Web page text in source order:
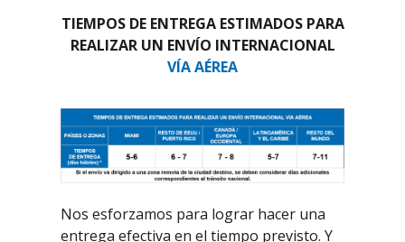
TIEMPOS DE ENTREGA ESTIMADOS PARA
REALIZAR UN ENVÍO INTERNACIONAL
VÍA AÉREA
Nos esforzamos para lograr hacer una
entrega efectiva en el tiempo previsto. Y